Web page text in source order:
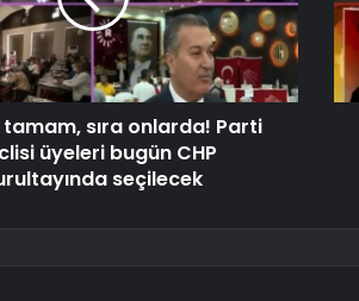
tamam, sıra onlarda! Parti
üyeleri bugün CHP
seçilecek